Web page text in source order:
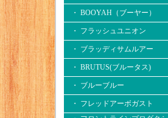
・ BOOYAH（ブーヤー）
・ フラッシュユニオン
・ ブラッディサムルアー
・ BRUTUS(ブルータス)
・ ブルーブルー
・ フレッドアーボガスト